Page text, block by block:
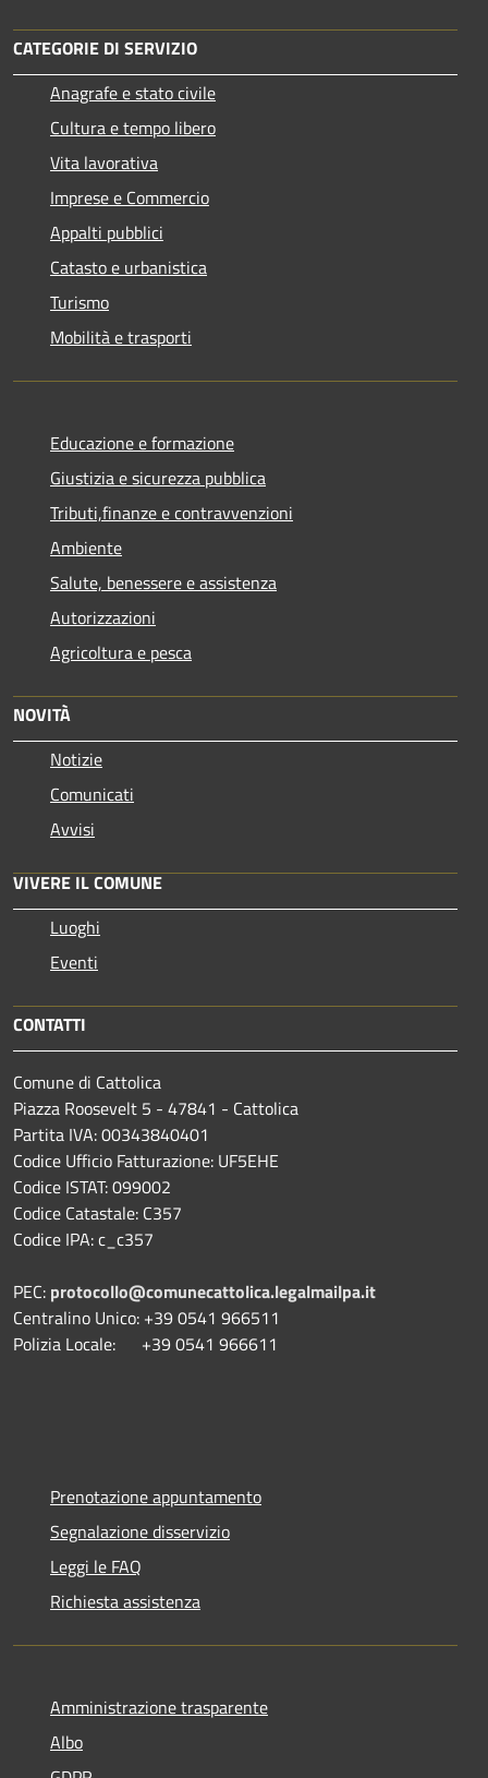
CATEGORIE DI SERVIZIO
Anagrafe e stato civile
Cultura e tempo libero
Vita lavorativa
Imprese e Commercio
Appalti pubblici
Catasto e urbanistica
Turismo
Mobilità e trasporti
Educazione e formazione
Giustizia e sicurezza pubblica
Tributi,finanze e contravvenzioni
Ambiente
Salute, benessere e assistenza
Autorizzazioni
Agricoltura e pesca
NOVITÀ
Notizie
Comunicati
Avvisi
VIVERE IL COMUNE
Luoghi
Eventi
CONTATTI
Comune di Cattolica
Piazza Roosevelt 5 - 47841 - Cattolica
Partita IVA: 00343840401
Codice Ufficio Fatturazione: UF5EHE
Codice ISTAT: 099002
Codice Catastale: C357
Codice IPA: c_c357
PEC: protocollo@comunecattolica.legalmailpa.it
Centralino Unico: +39 0541 966511
Polizia Locale: +39 0541 966611
Prenotazione appuntamento
Segnalazione disservizio
Leggi le FAQ
Richiesta assistenza
Amministrazione trasparente
Albo